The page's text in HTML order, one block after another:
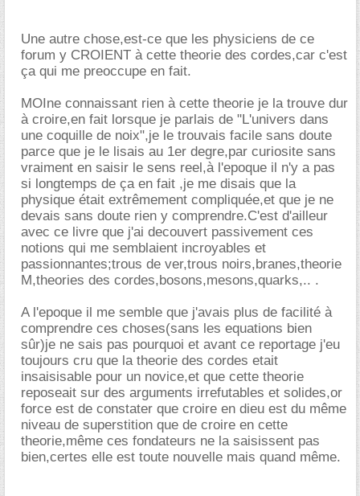
Une autre chose,est-ce que les physiciens de ce
forum y CROIENT à cette theorie des cordes,car c'est
ça qui me preoccupe en fait.
MOIne connaissant rien à cette theorie je la trouve dur
à croire,en fait lorsque je parlais de "L'univers dans
une coquille de noix",je le trouvais facile sans doute
parce que je le lisais au 1er degre,par curiosite sans
vraiment en saisir le sens reel,à l'epoque il n'y a pas
si longtemps de ça en fait ,je me disais que la
physique était extrêmement compliquée,et que je ne
devais sans doute rien y comprendre.C'est d'ailleur
avec ce livre que j'ai decouvert passivement ces
notions qui me semblaient incroyables et
passionnantes;trous de ver,trous noirs,branes,theorie
M,theories des cordes,bosons,mesons,quarks,.. .
A l'epoque il me semble que j'avais plus de facilité à
comprendre ces choses(sans les equations bien
sûr)je ne sais pas pourquoi et avant ce reportage j'eu
toujours cru que la theorie des cordes etait
insaisisable pour un novice,et que cette theorie
reposeait sur des arguments irrefutables et solides,or
force est de constater que croire en dieu est du même
niveau de superstition que de croire en cette
theorie,même ces fondateurs ne la saisissent pas
bien,certes elle est toute nouvelle mais quand même.